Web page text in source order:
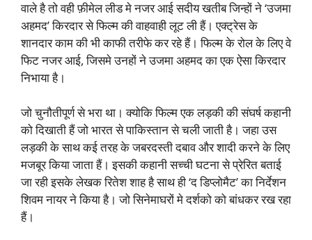
वाले है तो वही फ़ीमेल लीड मे नजर आई सदीय खतीब जिन्हों ने ‘उजमा
अहमद’ किरदार से फिल्म की वाहवाही लूट ली हैं। एक्ट्रेस के
शानदार काम की भी काफी तरीफे कर रहे हैं। फिल्म के रोल के लिए वे
फिट नजर आई, जिसमे उनहों ने उजमा अहमद का एक ऐसा किरदार
निभाया है।
जो चुनौतीपूर्ण से भरा था। क्योकि फिल्म एक लड़की की संघर्ष कहानी
को दिखाती हैं जो भारत से पाकिस्तान से चली जाती है। जहा उस
लड़की के साथ कई तरह के जबरदस्ती दबाव और शादी करने के लिए
मजबूर किया जाता हैं। इसकी कहानी सच्ची घटना से प्रेरित बताई
जा रही इसके लेखक रितेश शाह है साथ ही ‘द डिप्लोमैट’ का निर्देशन
शिवम नायर ने किया है। जो सिनेमाघरों मे दर्शको को बांधकर रख रहा
हैं।